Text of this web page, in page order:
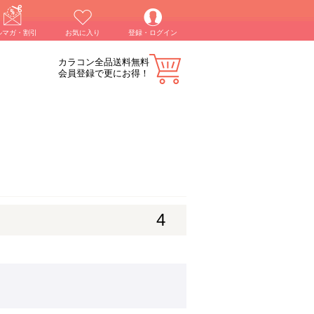
マガ・割引 お気に入り 登録・ログイン
カラコン全品送料無料
会員登録で更にお得！
4